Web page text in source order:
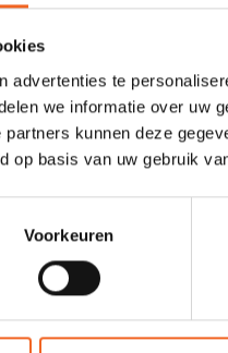
advertenties te
we informatie over uw
kunnen deze
op basis van uw gebruik
Voorkeuren
33 kg
230 kg